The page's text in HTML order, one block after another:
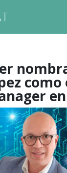
como
VENEZUELA
ECUADOR
PERÚ
CHILE
ARGENTINA